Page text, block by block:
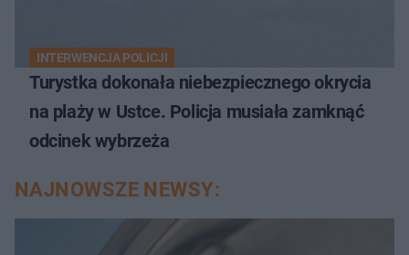
INTERWENCJA POLICJI
Turystka dokonała niebezpiecznego okrycia
na plaży w Ustce. Policja musiała zamknąć
odcinek wybrzeża
NAJNOWSZE NEWSY: